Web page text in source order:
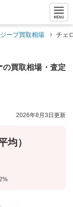
ープ買取相場 チェ
の買取相場・査定
2026年8月3日 更新
均）
%